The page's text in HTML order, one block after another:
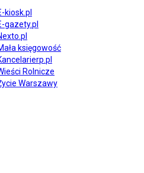
kiosk.pl
gazety.pl
księgowość
Rolnicze
Warszawy